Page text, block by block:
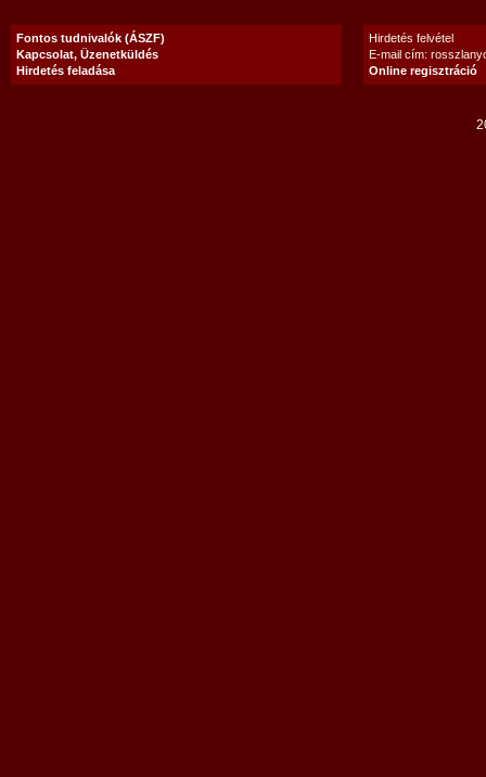
Fontos tudnivalók (ÁSZF)
Kapcsolat, Üzenetküldés
Hirdetés feladása
Hirdetés felvétel
E-mail cím:
Online regisztráció